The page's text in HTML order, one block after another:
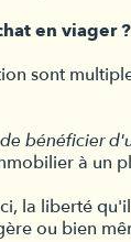
en viager ?
sont
bénéficier
à un
la liberté
ou bien